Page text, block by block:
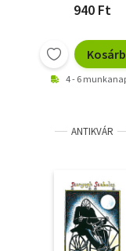
940 Ft
4 - 6
ANTIKVÁR